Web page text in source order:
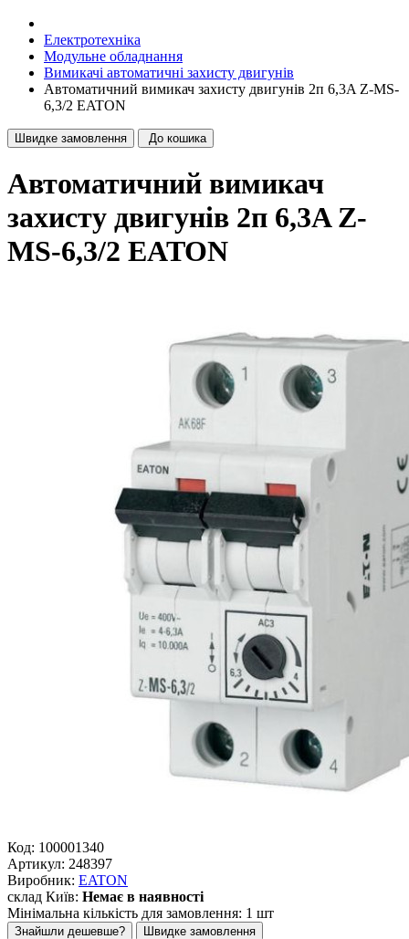
Електротехніка
Модульне обладнання
Вимикачі автоматичні захисту двигунів
Автоматичний вимикач захисту двигунів 2п 6,3A Z-MS-
6,3/2 EATON
Швидке замовлення До кошика
Автоматичний вимикач
захисту двигунів 2п 6,3A Z-
MS-6,3/2 EATON
Код: 100001340
Артикул: 248397
Виробник: EATON
склад Київ: Немає в наявності
Мінімальна кількість для замовлення: 1 шт
Знайшли дешевше?
Швидке замовлення